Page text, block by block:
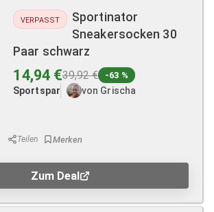
VERPASST
Sportinator
Sneakersocken 30
Paar schwarz
14,94 €39,92 € -63 %
Sportspar von Grischa
Teilen
Zum Deal